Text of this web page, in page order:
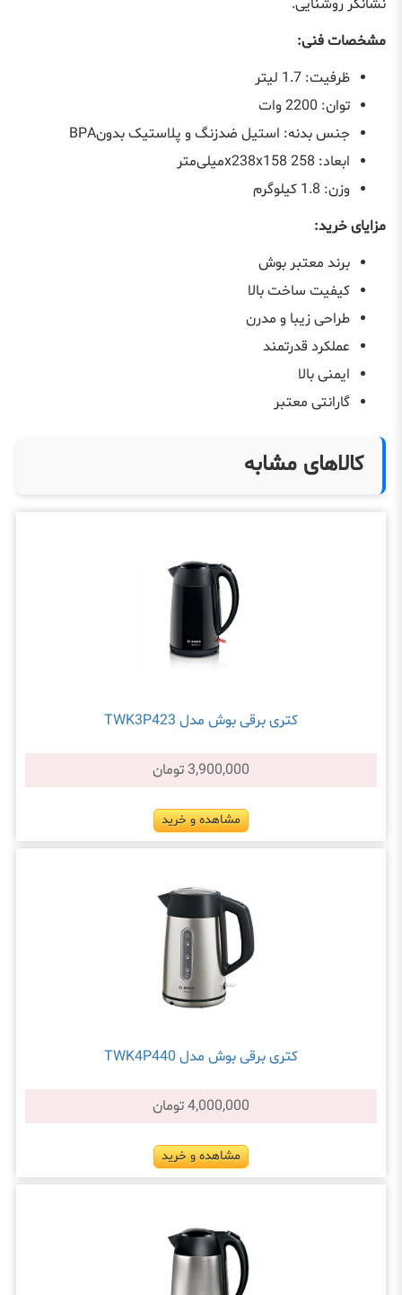
نشانگر روشنایی.
مشخصات فنی:
ظرفیت: 1.7 لیتر
توان: 2200 وات
جنس بدنه: استیل ضدزنگ و پلاستیک بدونBPA
ابعاد: 258
x238x158میلی‌متر
وزن: 1.8 کیلوگرم
مزایای خرید:
برند معتبر بوش
کیفیت ساخت بالا
طراحی زیبا و مدرن
عملکرد قدرتمند
ایمنی بالا
گارانتی معتبر
کالاهای مشابه
کتری برقی بوش مدل TWK3P423
3,900,000 تومان
مشاهده و خرید
کتری برقی بوش مدل TWK4P440
4,000,000 تومان
مشاهده و خرید